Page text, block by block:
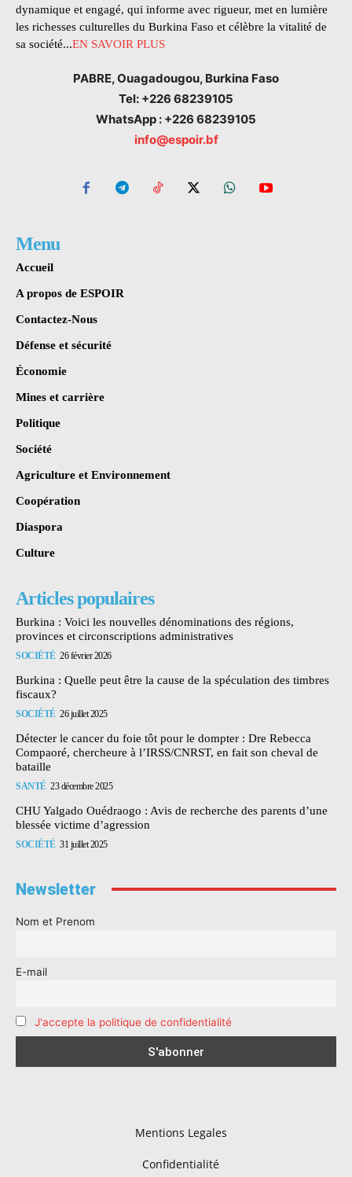
dynamique et engagé, qui informe avec rigueur, met en lumière
les richesses culturelles du Burkina Faso et célèbre la vitalité de
sa société...EN SAVOIR PLUS
PABRE, Ouagadougou, Burkina Faso
Tel: +226 68239105
WhatsApp : +226 68239105
info@espoir.bf
Menu
Accueil
A propos de ESPOIR
Contactez-Nous
Défense et sécurité
Économie
Mines et carrière
Politique
Société
Agriculture et Environnement
Coopération
Diaspora
Culture
Articles populaires
Burkina : Voici les nouvelles dénominations des régions,
provinces et circonscriptions administratives
SOCIÉTÉ 26 février 2026
Burkina : Quelle peut être la cause de la spéculation des timbres
fiscaux?
SOCIÉTÉ 26 juillet 2025
Détecter le cancer du foie tôt pour le dompter : Dre Rebecca
Compaoré, chercheure à l’IRSS/CNRST, en fait son cheval de
bataille
SANTÉ 23 décembre 2025
CHU Yalgado Ouédraogo : Avis de recherche des parents d’une
blessée victime d’agression
SOCIÉTÉ 31 juillet 2025
Newsletter
Nom et Prenom
E-mail
J'accepte la politique de confidentialité
Mentions Legales
Confidentialité